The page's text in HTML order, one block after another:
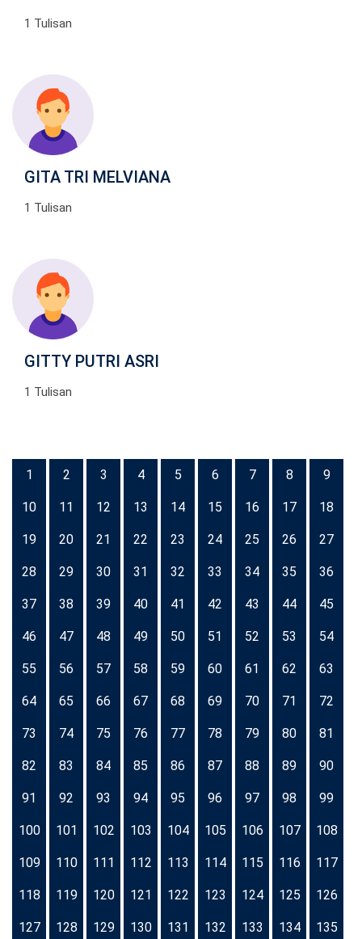
1 Tulisan
GITA TRI MELVIANA
1 Tulisan
GITTY PUTRI ASRI
1 Tulisan
1 2 3 4 5 6 7 8 9
10 11 12 13 14 15 16 17 18
19 20 21 22 23 24 25 26 27
28 29 30 31 32 33 34 35 36
37 38 39 40 41 42 43 44 45
46 47 48 49 50 51 52 53 54
55 56 57 58 59 60 61 62 63
64 65 66 67 68 69 70 71 72
73 74 75 76 77 78 79 80 81
82 83 84 85 86 87 88 89 90
91 92 93 94 95 96 97 98 99
100 101 102 103 104 105 106 107 108
109 110 111 112 113 114 115 116 117
118 119 120 121 122 123 124 125 126
127 128 129 130 131 132 133 134 135